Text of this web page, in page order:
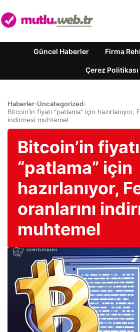
Güncel Haberler Firma
Çerez Politikası
Haberler›Uncategorized›
Bitcoin’in fiyatı “patlama” için hazırlanıyor,
indirmesi muhtemel
Bitcoin’in fiyatı
“patlama” için
hazırlanıyor,
oranlarını
muhtemel